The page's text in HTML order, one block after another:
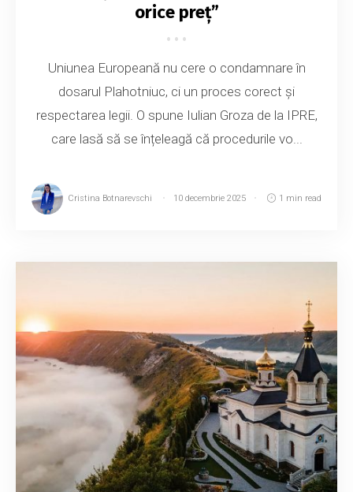
orice preț”
Uniunea Europeană nu cere o condamnare în
dosarul Plahotniuc, ci un proces corect și
respectarea legii. O spune Iulian Groza de la IPRE,
care lasă să se înțeleagă că procedurile vo...
Cristina Botnarevschi 10 decembrie 2025 1 min read